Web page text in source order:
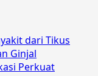
dari Tikus
Ginjal
Perkuat